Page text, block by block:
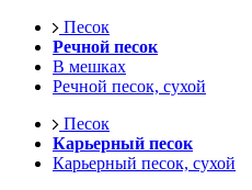
Песок
Речной песок
В мешках
Речной песок, сухой
Песок
Карьерный песок
Карьерный песок, сухой